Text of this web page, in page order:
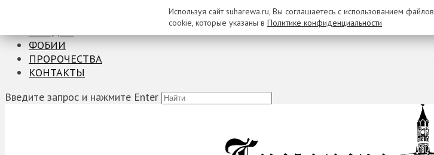
ФОБИИ
ПРОРОЧЕСТВА
КОНТАКТЫ
Введите запрос и нажмите Enter
Используя сайт suharewa.ru, Вы соглашаетесь с использованием файлов
cookie, которые указаны в Политике конфиденциальности